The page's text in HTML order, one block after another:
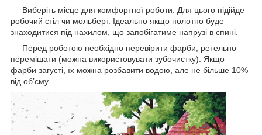
Виберіть місце для комфортної роботи. Для цього підійде
робочий стіл чи мольберт. Ідеально якщо полотно буде
знаходитися під нахилом, що запобігатиме напрузі в спині.
Перед роботою необхідно перевірити фарби, ретельно
перемішати (можна використовувати зубочистку). Якщо
фарби загусті, їх можна розбавити водою, але не більше 10%
від об’єму.